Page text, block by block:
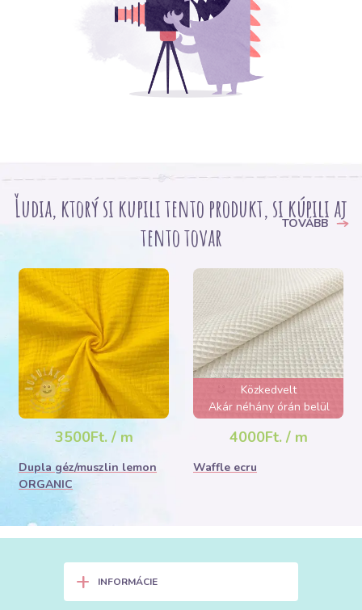
Ľudia, ktorý si kupili tento produkt, si kúpili aj
tento tovar
TOVÁBB
3500Ft. / m
Dupla géz/muszlin lemon
ORGANIC
Közkedvelt
Akár néhány órán belül
elfogyhat!
4000Ft. / m
Waffle ecru
+ INFORMÁCIE